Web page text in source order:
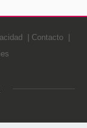
Contacto